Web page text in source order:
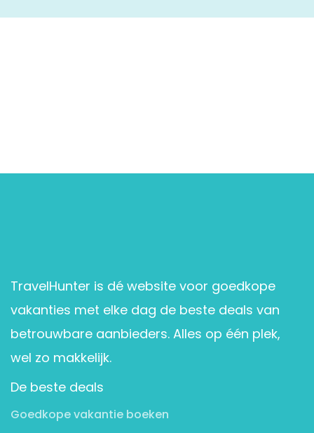
TravelHunter is dé website voor goedkope
vakanties met elke dag de beste deals van
betrouwbare aanbieders. Alles op één plek,
wel zo makkelijk.
De beste deals
Goedkope vakantie boeken